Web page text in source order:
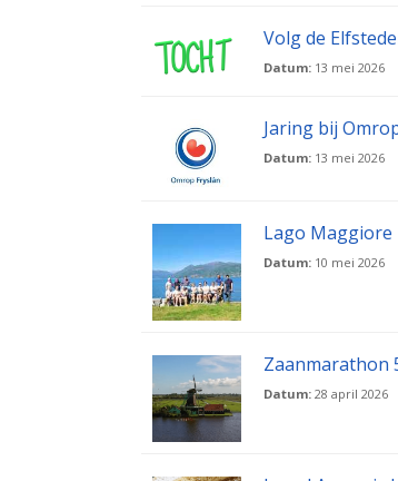
Volg de
Datum: 13 mei 2026
Jaring bij
Datum: 13 mei 2026
Lago Maggiore
Datum: 10 mei 2026
Zaanmarathon
Datum: 28 april 2026